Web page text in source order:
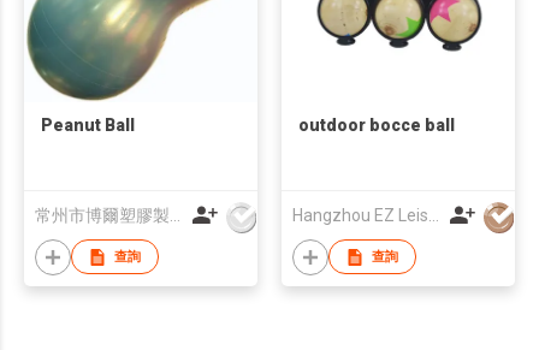
Peanut Ball
查詢
outdoor bocce ball
查詢